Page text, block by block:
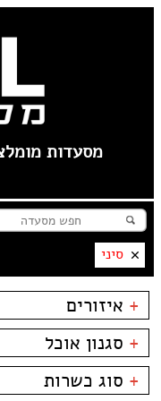
מסעדות
סיני
+ איזורים
צהלה
שוק הפשפשים
לילינבלום
תל אביב
+ סגנון אוכל
בשרים
דגים
+ סוג כשרות